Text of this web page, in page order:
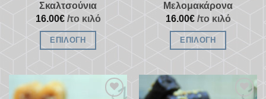
Σκαλτσούνια
16.00€/το κιλό
ΕΠΙΛΟΓΉ
Μελομακάρονα
16.00€/το κιλό
ΕΠΙΛΟΓΉ